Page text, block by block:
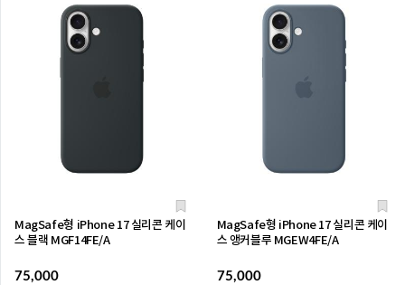
MagSafe형 iPhone 17 실리콘 케이
스 블랙 MGF14FE/A
75,000
MagSafe형 iPhone 17 실리콘 케이
스 앵커블루 MGEW4FE/A
75,000